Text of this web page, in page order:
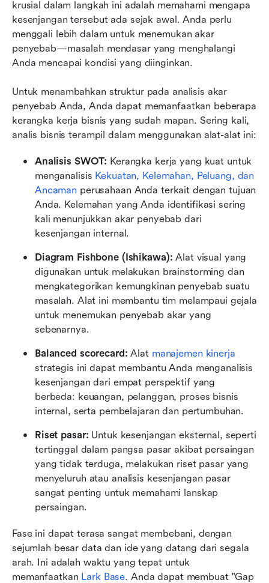
krusial dalam langkah ini adalah memahami mengapa
kesenjangan tersebut ada sejak awal. Anda perlu
menggali lebih dalam untuk menemukan akar
penyebab—masalah mendasar yang menghalangi
Anda mencapai kondisi yang diinginkan.
Untuk menambahkan struktur pada analisis akar
penyebab Anda, Anda dapat memanfaatkan beberapa
kerangka kerja bisnis yang sudah mapan. Sering kali,
analis bisnis terampil dalam menggunakan alat-alat ini:
Analisis SWOT: Kerangka kerja yang kuat untuk
menganalisis Kekuatan, Kelemahan, Peluang, dan
Ancaman perusahaan Anda terkait dengan tujuan
Anda. Kelemahan yang Anda identifikasi sering
kali menunjukkan akar penyebab dari
kesenjangan internal.
Diagram Fishbone (Ishikawa): Alat visual yang
digunakan untuk melakukan brainstorming dan
mengkategorikan kemungkinan penyebab suatu
masalah. Alat ini membantu tim melampaui gejala
untuk menemukan penyebab akar yang
sebenarnya.
Balanced scorecard: Alat manajemen kinerja
strategis ini dapat membantu Anda menganalisis
kesenjangan dari empat perspektif yang
berbeda: keuangan, pelanggan, proses bisnis
internal, serta pembelajaran dan pertumbuhan.
Riset pasar: Untuk kesenjangan eksternal, seperti
tertinggal dalam pangsa pasar akibat persaingan
yang tidak terduga, melakukan riset pasar yang
menyeluruh atau analisis kesenjangan pasar
sangat penting untuk memahami lanskap
persaingan.
Fase ini dapat terasa sangat membebani, dengan
sejumlah besar data dan ide yang datang dari segala
arah. Ini adalah waktu yang tepat untuk
memanfaatkan Lark Base. Anda dapat membuat "Gap